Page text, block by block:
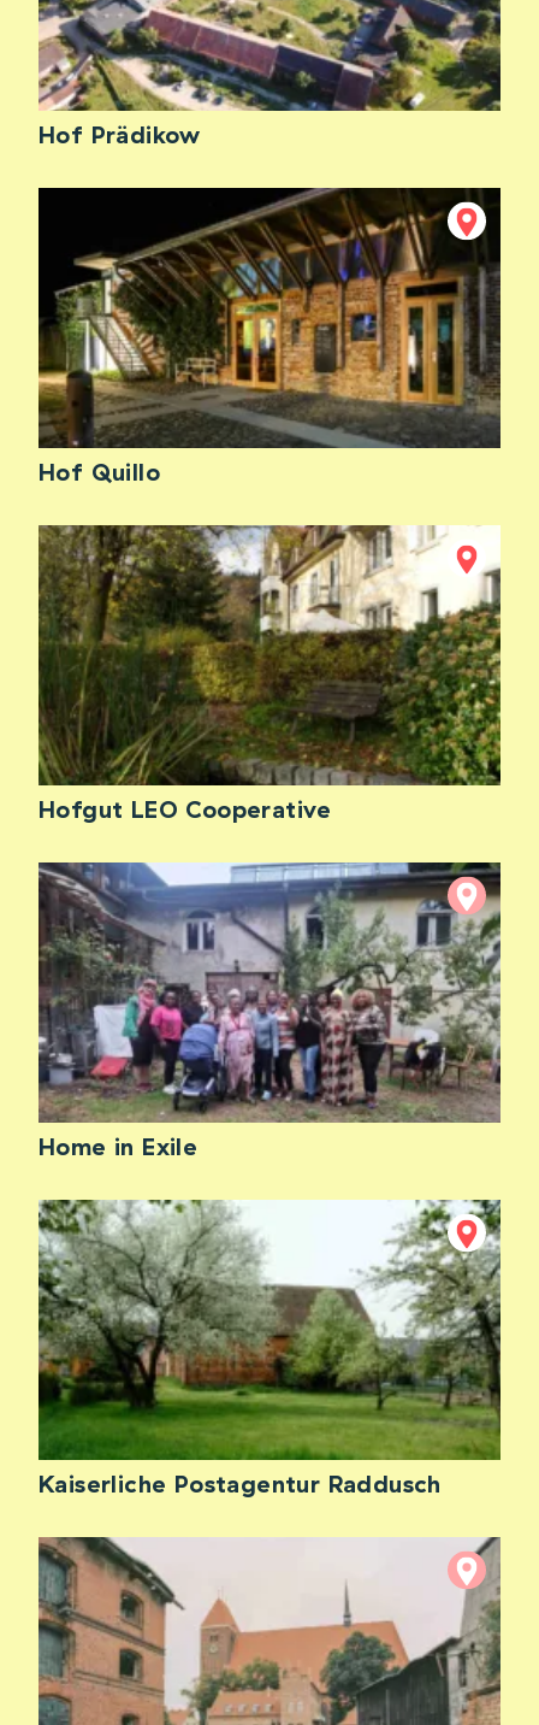
Hof Prädikow
Hof Quillo
Hofgut LEO Cooperative
Home in Exile
Kaiserliche Postagentur Raddusch